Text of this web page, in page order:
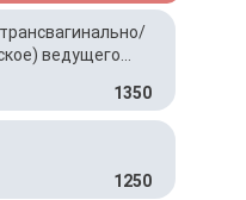
ведущего
1350
1250